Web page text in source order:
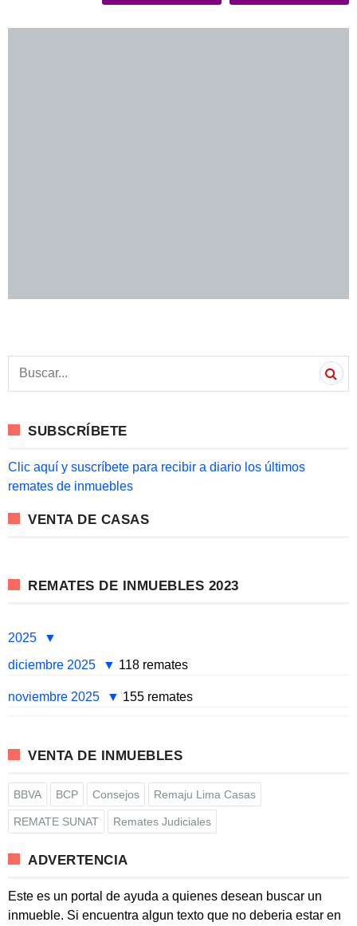
a
h
o
:
SUBSCRÍBETE
Clic aquí y suscríbete para recibir a diario los últimos
remates de inmuebles
VENTA DE CASAS
REMATES DE INMUEBLES 2023
2025
diciembre 2025
118 remates
noviembre 2025 155 remates
VENTA DE INMUEBLES
BBVA BCP Consejos Remaju Lima Casas
REMATE SUNAT Remates Judiciales
ADVERTENCIA
Este es un portal de ayuda a quienes desean buscar un
inmueble. Si encuentra algun texto que no deberia estar en